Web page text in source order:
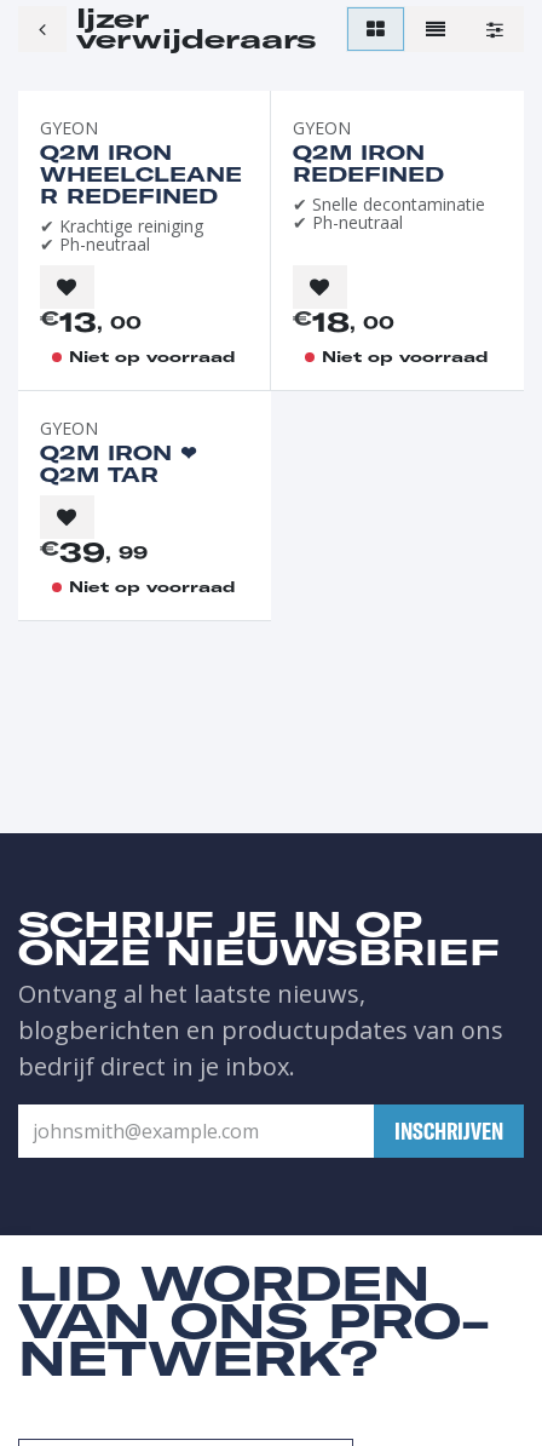
Ijzer
verwijderaars
GYEON
Q2M IRON
WHEELCLEANE
R REDEFINED
✔ Krachtige reiniging
✔ Ph-neutraal
€13, 00
Niet op voorraad
GYEON
Q2M IRON
REDEFINED
✔ Snelle decontaminatie
✔ Ph-neutraal
€18, 00
Niet op voorraad
GYEON
Q2M IRON ❤︎⁠
Q2M TAR
€39, 99
Niet op voorraad
SCHRIJF JE IN OP
ONZE NIEUWSBRIEF
Ontvang al het laatste nieuws,
blogberichten en productupdates van ons
bedrijf direct in je inbox.
​INSCHRIJVEN
LID WORDEN
VAN ONS PRO-
NETWERK?